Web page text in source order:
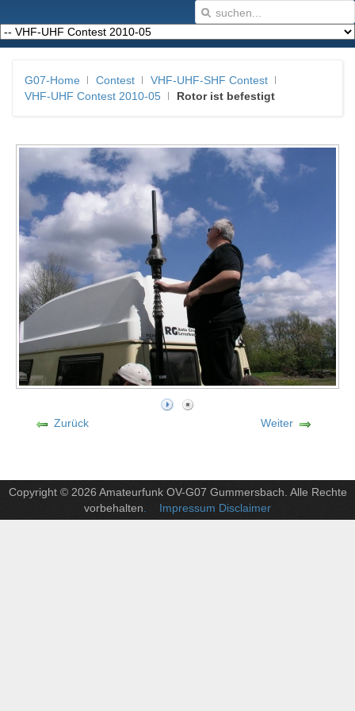
G07-Home Contest
VHF-UHF-SHF Contest
VHF-UHF Contest 2010-05
Rotor ist befestigt
Zurück Weiter
Copyright © 2026 Amateurfunk OV-G07 Gummersbach. Alle Rechte
vorbehalten . Impressum Disclaimer